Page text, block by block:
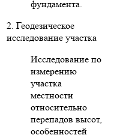
фундамента.
2. Геодезическое
исследование участка
Исследование по
измерению
участка
местности
относительно
перепадов высот,
особенностей